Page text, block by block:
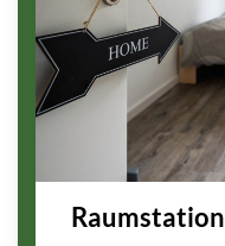
Raumstation